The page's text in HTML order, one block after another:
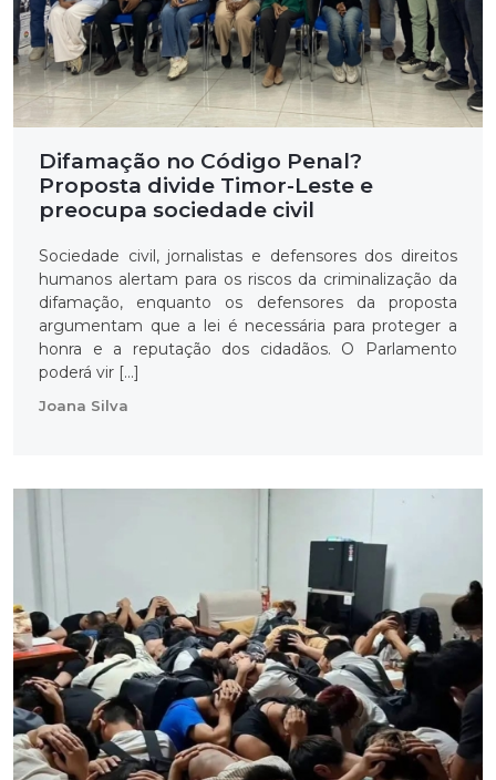
Difamação no Código Penal?
Proposta divide Timor-Leste e
preocupa sociedade civil
Sociedade civil, jornalistas e defensores dos direitos
humanos alertam para os riscos da criminalização da
difamação, enquanto os defensores da proposta
argumentam que a lei é necessária para proteger a
honra e a reputação dos cidadãos. O Parlamento
poderá vir […]
Joana Silva